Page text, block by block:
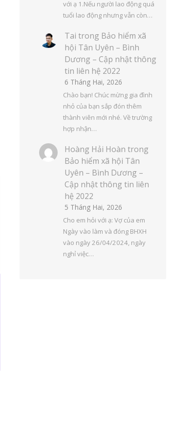
với ạ 1.Nếu người lao động quá
tuổi lao động nhưng vẫn còn…
Tai trong Bảo hiểm xã
hội Tân Uyên – Bình
Dương – Cập nhật thông
tin liên hệ 2022
6 Tháng Hai, 2026
Chào bạn! Chúc mừng gia đình
nhỏ của bạn sắp đón thêm
thành viên mới nhé. Về trường
hợp nhận…
Hoàng Hải Hoàn trong
Bảo hiểm xã hội Tân
Uyên – Bình Dương –
Cập nhật thông tin liên
hệ 2022
5 Tháng Hai, 2026
Cho em hỏi với ạ: Vợ của em
Ngày vào làm và đóng BHXH
vào ngày 26/04/2024, ngày
nghỉ việc…